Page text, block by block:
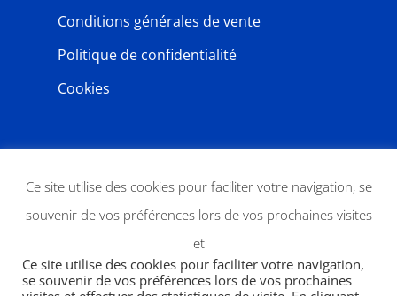
Conditions générales de vente
Politique de confidentialité
Cookies
Ce site utilise des cookies pour faciliter votre navigation, se
souvenir de vos préférences lors de vos prochaines visites
et
Ce site utilise des cookies pour faciliter votre navigation,
se souvenir de vos préférences lors de vos prochaines